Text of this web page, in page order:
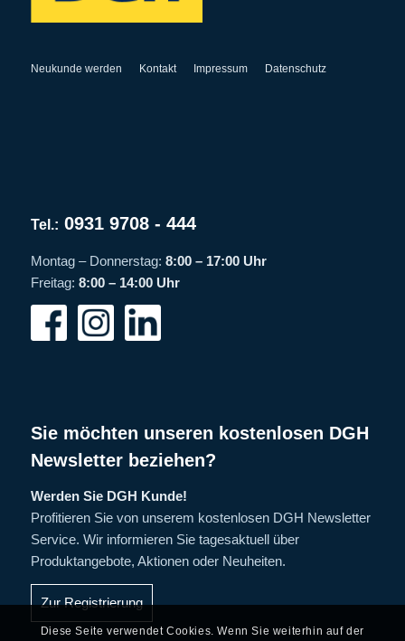
Neukunde werden Kontakt Impressum Datenschutz
Tel.: 0931 9708 - 444
Montag – Donnerstag: 8:00 – 17:00 Uhr
Freitag: 8:00 – 14:00 Uhr
Sie möchten unseren kostenlosen DGH
Newsletter beziehen?
Werden Sie DGH Kunde!
Profitieren Sie von unserem kostenlosen DGH Newsletter
Service. Wir informieren Sie tagesaktuell über
Produktangebote, Aktionen oder Neuheiten.
Zur Registrierung
Diese Seite verwendet Cookies. Wenn Sie weiterhin auf der